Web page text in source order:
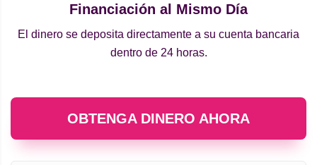
Financiación al Mismo Día
El dinero se deposita directamente a su cuenta bancaria
dentro de 24 horas.
OBTENGA DINERO AHORA